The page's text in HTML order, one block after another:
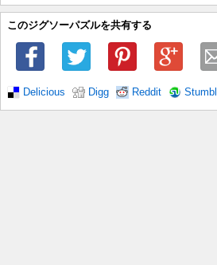
このジグソーパズルを共有する
Delicious Digg Reddit